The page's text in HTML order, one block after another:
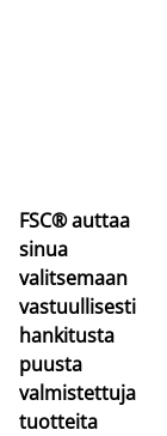
FSC® auttaa
sinua
valitsemaan
vastuullisesti
hankitusta
puusta
valmistettuja
tuotteita